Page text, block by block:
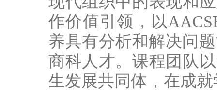
作价值引领，以
养具有分析和解决问
商科人才。课程团队
生发展共同体，在成